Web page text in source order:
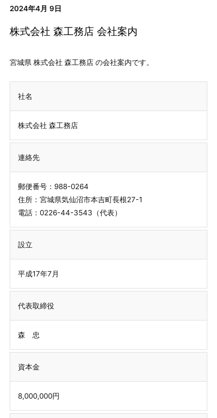
2024年4月 9日
株式会社 森工務店 会社案内
宮城県 株式会社 森工務店 の会社案内です。
社名
株式会社 森工務店
連絡先
郵便番号：988-0264
住所：宮城県気仙沼市本吉町長根27-1
電話：0226-44-3543（代表）
設立
平成17年7月
代表取締役
森 忠
資本金
8,000,000円